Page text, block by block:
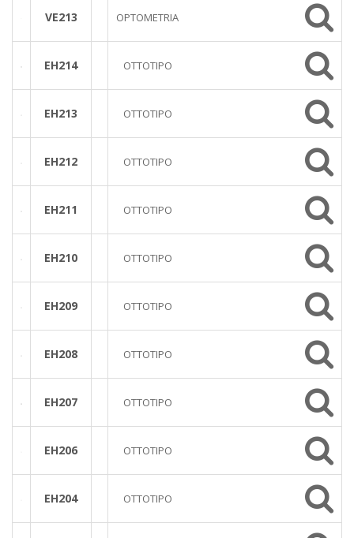
VE213 OPTOMETRIA
EH214 OTTOTIPO
EH213 OTTOTIPO
EH212 OTTOTIPO
EH211 OTTOTIPO
EH210 OTTOTIPO
EH209 OTTOTIPO
EH208 OTTOTIPO
EH207 OTTOTIPO
EH206 OTTOTIPO
EH204 OTTOTIPO